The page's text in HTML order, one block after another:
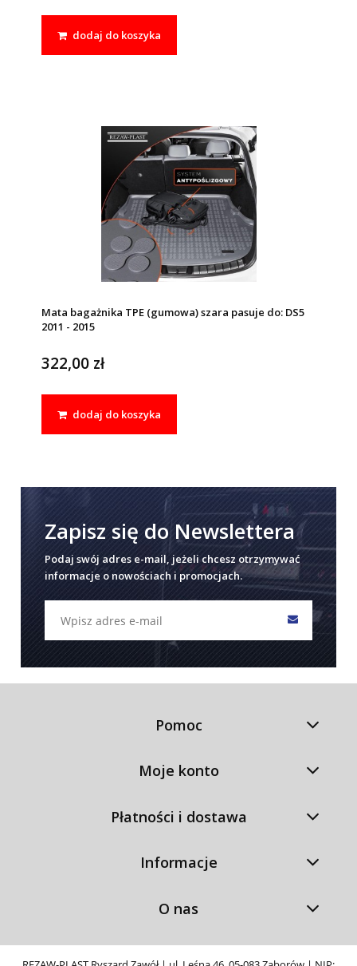
dodaj do koszyka
Mata bagażnika TPE (gumowa) szara pasuje do: DS5
2011 - 2015
322,00 zł
dodaj do koszyka
Zapisz się do Newslettera
Podaj swój adres e-mail, jeżeli chcesz otrzymywać
informacje o nowościach i promocjach.
Pomoc
Moje konto
Płatności i dostawa
Informacje
O nas